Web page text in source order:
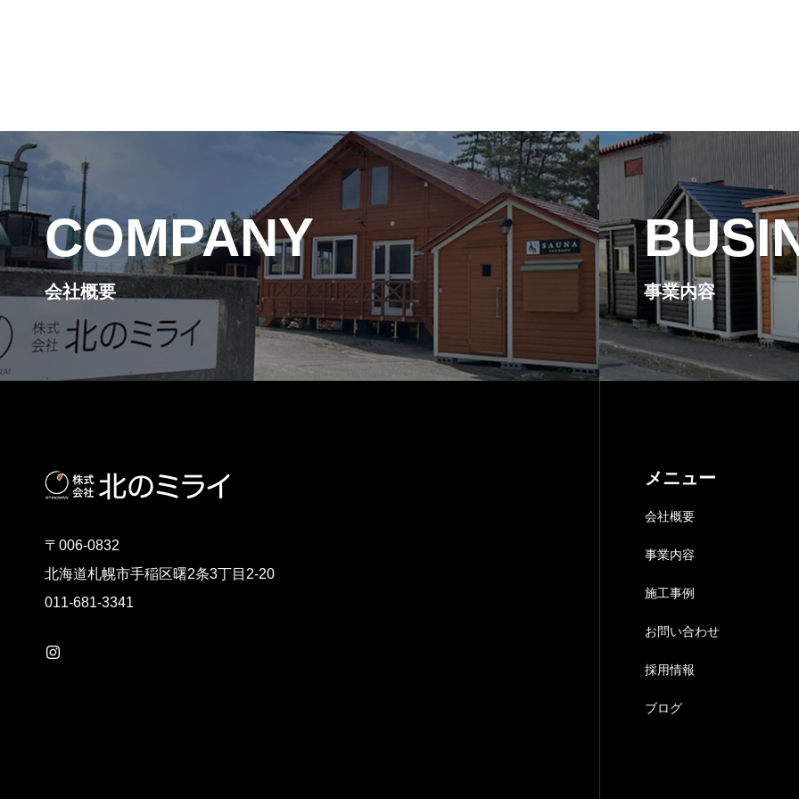
COMPANY
会社概要 事業内容
〒006-0832
北海道札幌市手稲区曙2条3丁目2-20
011-681-3341
メニュー
会社概要
事業内容
施工事例
お問い合わせ
採用情報
ブログ